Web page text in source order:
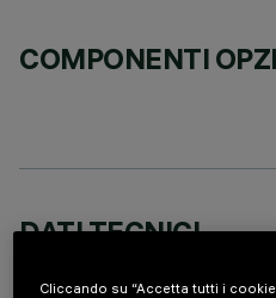
COMPONENTI
DATI TECNICI
Cliccando su “Accetta tutti i